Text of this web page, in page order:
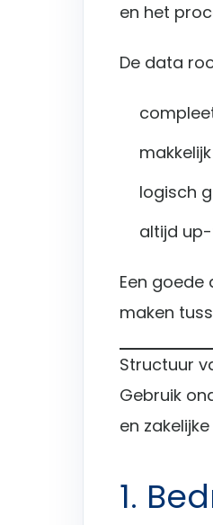
en het
De data
logisch
altijd
Een
maken
Structuur
Gebruik
en
1.